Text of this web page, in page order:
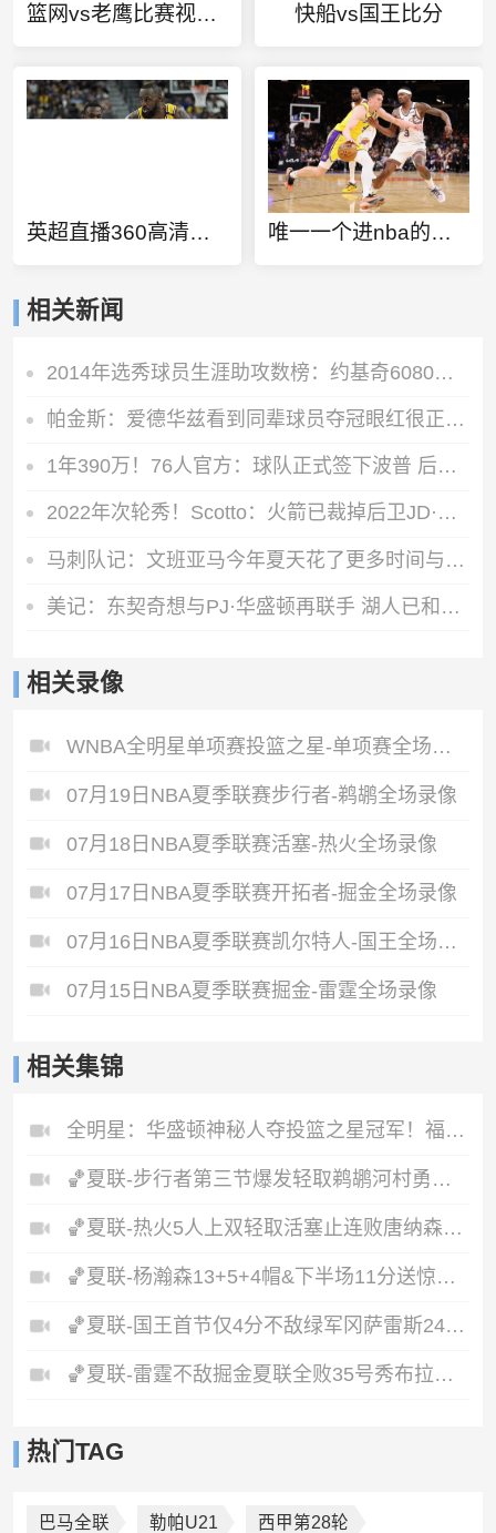
篮网vs老鹰比赛视频回放 快船vs国王比分
英超直播360高清直播曼联 唯一一个进nba的女的
相关新闻
2014年选秀球员生涯助攻数榜：约基奇6080次断层领先
帕金斯：爱德华兹看到同辈球员夺冠眼红很正常 他想斩获更多荣誉
1年390万！76人官方：球队正式签下波普 后者将身披1号球衣
2022年次轮秀！Scotto：火箭已裁掉后卫JD·戴维森
马刺队记：文班亚马今年夏天花了更多时间与奥拉朱旺一起训练
美记：东契奇想与PJ·华盛顿再联手 湖人已和独行侠展开交易探讨
相关录像
WNBA全明星单项赛投篮之星-单项赛全场录像
07月19日NBA夏季联赛步行者-鹈鹕全场录像
07月18日NBA夏季联赛活塞-热火全场录像
07月17日NBA夏季联赛开拓者-掘金全场录像
07月16日NBA夏季联赛凯尔特人-国王全场录像
07月15日NBA夏季联赛掘金-雷霆全场录像
相关集锦
全明星：华盛顿神秘人夺投篮之星冠军！福德夺得三分大赛冠军！
🏀夏联-步行者第三节爆发轻取鹈鹕河村勇辉5+5+12斯劳森22分
🏀夏联-热火5人上双轻取活塞止连败唐纳森20+8+10奥科里27分
🏀夏联-杨瀚森13+5+4帽&下半场11分送惊艳妙传开拓者力克掘金
🏀夏联-国王首节仅4分不敌绿军冈萨雷斯24+10+5塞纳克10+12
🏀夏联-雷霆不敌掘金夏联全败35号秀布拉齐尔32+6马拉14+7+6
热门TAG
巴马全联 勒帕U21 西甲第28轮